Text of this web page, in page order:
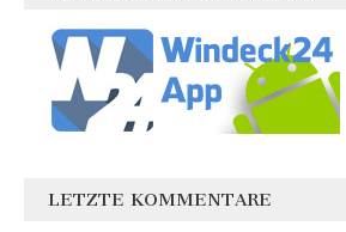
LETZTE KOMMENTARE